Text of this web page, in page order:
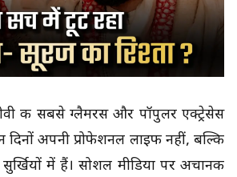
की सबसे ग्लैमरस और पॉपुलर एक्ट्रेसेस
दिनों अपनी प्रोफेशनल लाइफ नहीं, बल्कि
में हैं। सोशल मीडिया पर अचानक